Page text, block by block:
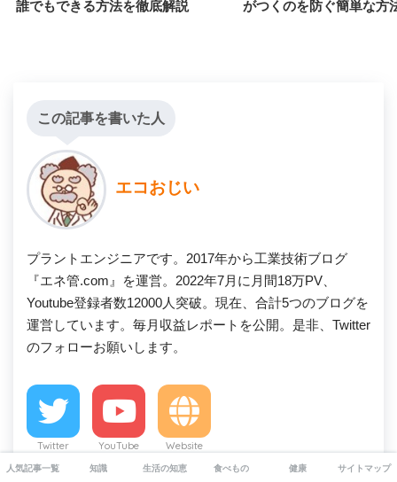
誰でもできる方法を徹底解説
がつくのを防ぐ簡単な方
この記事を書いた人
エコおじい
プラントエンジニアです。2017年から工業技術ブログ
『エネ管.com』を運営。2022年7月に月間18万PV、
Youtube登録者数12000人突破。現在、合計5つのブログを
運営しています。毎月収益レポートを公開。是非、Twitter
のフォローお願いします。
Twitter YouTube Website
人気記事一覧 知識 生活の知恵 食べもの 健康 サイトマップ